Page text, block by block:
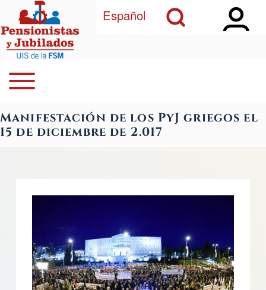
Pasar al contenido principal
Close Search Block
Open Sidebar
Open Search Block
Español
Navegación principal
Open or Close horizontal Main Menu
Manifestación de los PyJ griegos el
15 de diciembre de 2.017